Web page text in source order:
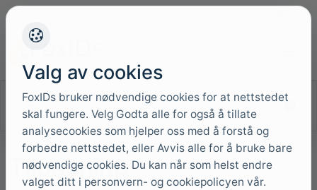
Søk i dokumentasjonen
Tilpasning
Valg av cookies
FoxIDs bruker nødvendige cookies for at nettstedet
skal fungere. Velg Godta alle for også å tillate
analysecookies som hjelper oss med å forstå og
forbedre nettstedet, eller Avvis alle for å bruke bare
nødvendige cookies. Du kan når som helst endre
valget ditt i personvern- og cookiepolicyen vår.